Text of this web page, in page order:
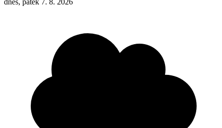
dnes, pátek 7. 8. 2026